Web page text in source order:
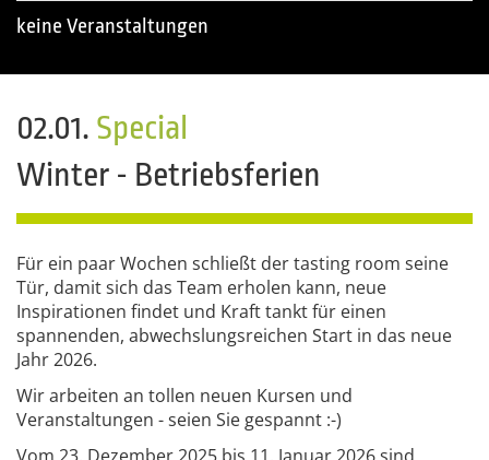
keine Veranstaltungen
02.01. Special
Winter - Betriebsferien
Für ein paar Wochen schließt der tasting room seine
Tür, damit sich das Team erholen kann, neue
Inspirationen findet und Kraft tankt für einen
spannenden, abwechslungsreichen Start in das neue
Jahr 2026.
Wir arbeiten an tollen neuen Kursen und
Veranstaltungen - seien Sie gespannt :-)